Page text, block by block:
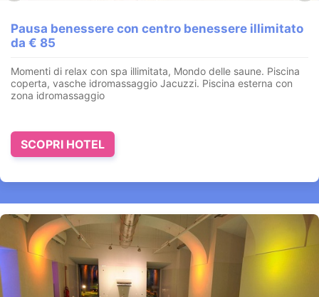
in famiglia Spa 3.000 mq, piscine infinity,
Merano - Alto Adige
"di 3.200 mq,
VEDI HOTEL
Pausa benessere con centro benessere illimitato
da € 85
Momenti di relax con spa illimitata, Mondo delle saune. Piscina
coperta, vasche idromassaggio Jacuzzi. Piscina esterna con
zona idromassaggio
SCOPRI HOTEL